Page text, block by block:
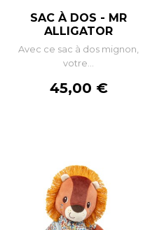
SAC À DOS - MR
ALLIGATOR
Avec ce sac à dos mignon,
votre...
Prix
45,00 €